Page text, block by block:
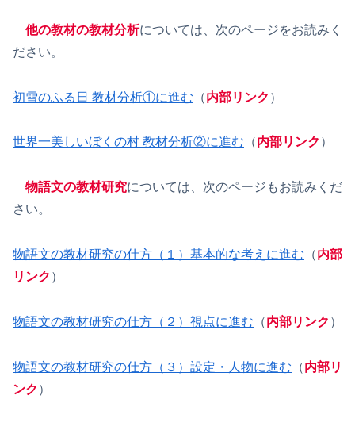
他の教材の教材分析については、次のページをお読みく
ださい。
初雪のふる日 教材分析①に進む （内部リンク ）
世界一美しいぼくの村 教材分析②に進む （内部リンク ）
物語文の教材研究については、次のページもお読みくだ
さい。
物語文の教材研究の仕方（１）基本的な考えに進む （内部
リンク ）
物語文の教材研究の仕方（２）視点に進む （内部リンク ）
物語文の教材研究の仕方（３）設定・人物に進む （内部リ
ンク ）